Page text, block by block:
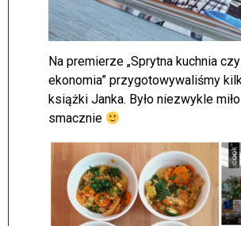
Na premierze „Sprytna kuchnia
ekonomia” przygotowywaliśmy
książki Janka. Było niezwykle
smacznie